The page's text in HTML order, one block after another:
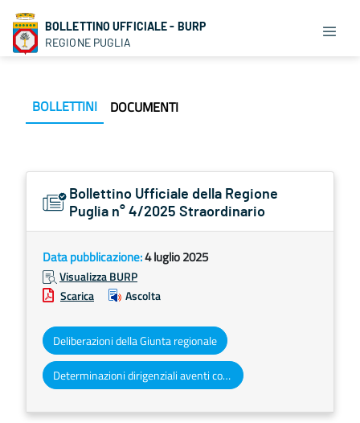
BOLLETTINO UFFICIALE - BURP
REGIONE PUGLIA
BOLLETTINI DOCUMENTI
Bollettino Ufficiale della Regione
Puglia n° 4/2025 Straordinario
Data pubblicazione:4 luglio 2025
Visualizza BURP
Scarica
Ascolta
Deliberazioni della Giunta regionale
Determinazioni dirigenziali aventi contenuto di interesse generale